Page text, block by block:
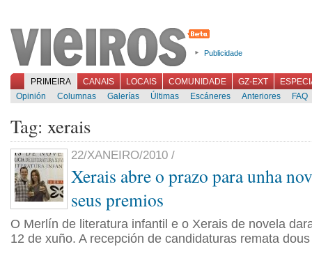
Publicidade
PRIMEIRA CANAIS LOCAIS COMUNIDADE GZ-EXT
Opinión
Columnas Galerías Últimas Escáneres Anteriores FAQ
Tag: xerais
22/XANEIRO/2010 /
Xerais abre o prazo para unha
seus premios
O Merlín de literatura infantil e o Xerais de novela
12 de xuño. A recepción de candidaturas remata